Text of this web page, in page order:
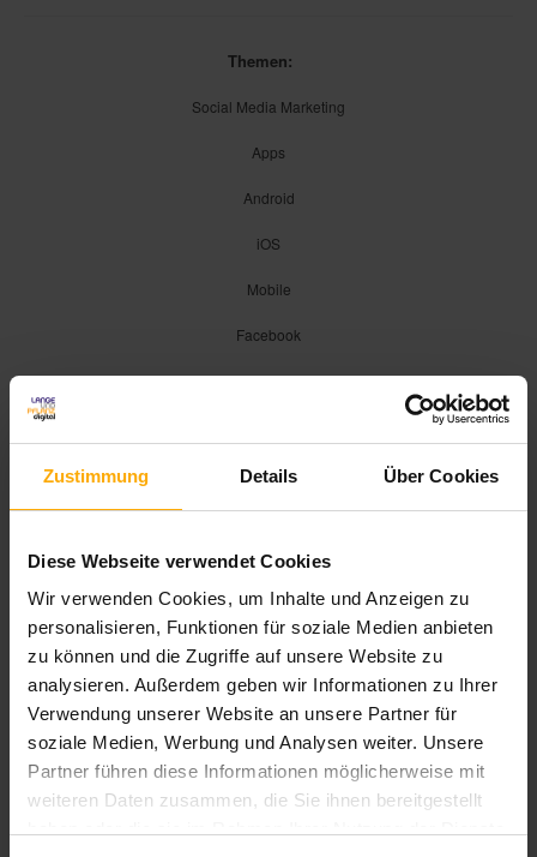
Zustimmung Details Über Cookies
Diese Webseite verwendet Cookies
Wir verwenden Cookies, um Inhalte und Anzeigen zu
personalisieren, Funktionen für soziale Medien anbieten
zu können und die Zugriffe auf unsere Website zu
analysieren. Außerdem geben wir Informationen zu Ihrer
Verwendung unserer Website an unsere Partner für
soziale Medien, Werbung und Analysen weiter. Unsere
Partner führen diese Informationen möglicherweise mit
weiteren Daten zusammen, die Sie ihnen bereitgestellt
Themen:
Social Media Marketing
Apps
Android
iOS
Mobile
Facebook
Tobit.Software stellt Pro-
Variante der chayns-App vor
von Carsten Lange, am 28.1.2014